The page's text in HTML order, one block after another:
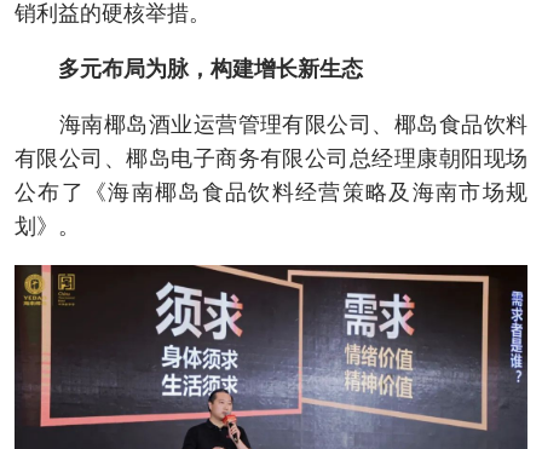
销利益的硬核举措。
多元布局为脉，构建增长新生态
海南椰岛酒业运营管理有限公司、椰岛食品饮料
有限公司、椰岛电子商务有限公司总经理康朝阳现场
公布了《海南椰岛食品饮料经营策略及海南市场规
划》。